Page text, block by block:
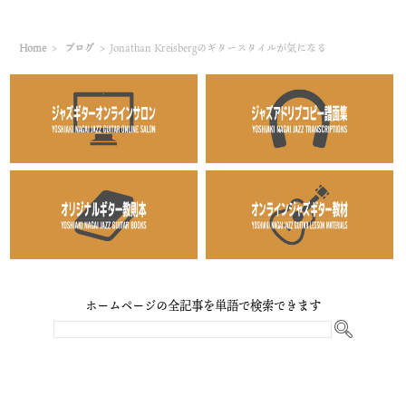
Home > ブログ > Jonathan Kreisbergのギタースタイルが気になる
ホームページの全記事を単語で検索できます